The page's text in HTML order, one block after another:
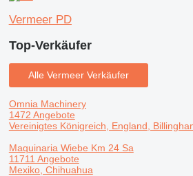
Vermeer PD
Top-Verkäufer
Alle Vermeer Verkäufer
Omnia Machinery
1472 Angebote
Vereinigtes Königreich, England,
Maquinaria Wiebe Km 24 Sa
11711 Angebote
Mexiko, Chihuahua